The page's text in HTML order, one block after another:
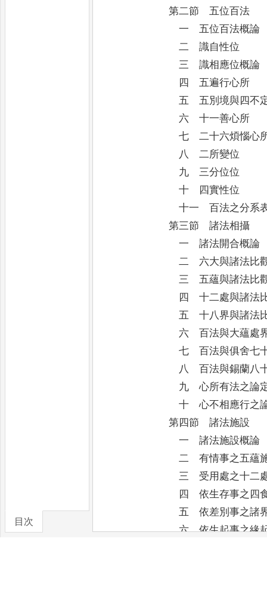
目次
第二節 五位百法
一 五位百法概論
二 識自性位
三 識相應位概論
四 五遍行心所
五 五別境與四不定
六 十一善心所
七 二十六煩惱心
八 二所變位
九 三分位位
十 四實性位
十一 百法之分系
第三節 諸法相攝
一 諸法開合概論
二 六大與諸法比
三 五蘊與諸法比
四 十二處與諸法比
五 十八界與諸法比
六 百法與大蘊處界
七 百法與俱舍七十
八 百法與錫蘭八十
九 心所有法之論
十 心不相應行之論
第四節 諸法施設
一 諸法施設概論
二 有情事之五蘊施
三 受用處之十二處
四 依生存事之四食
五 依差別事之諸界
六 依生起事之緣起